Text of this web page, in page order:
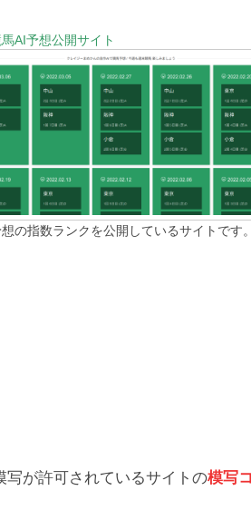
AI予想公開サイト
の指数ランクを公開しているサイトです。
が許可されているサイトの模写